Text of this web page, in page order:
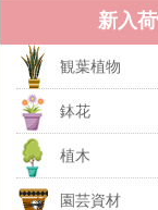
新入
観葉植物
鉢花
植木
園芸資材